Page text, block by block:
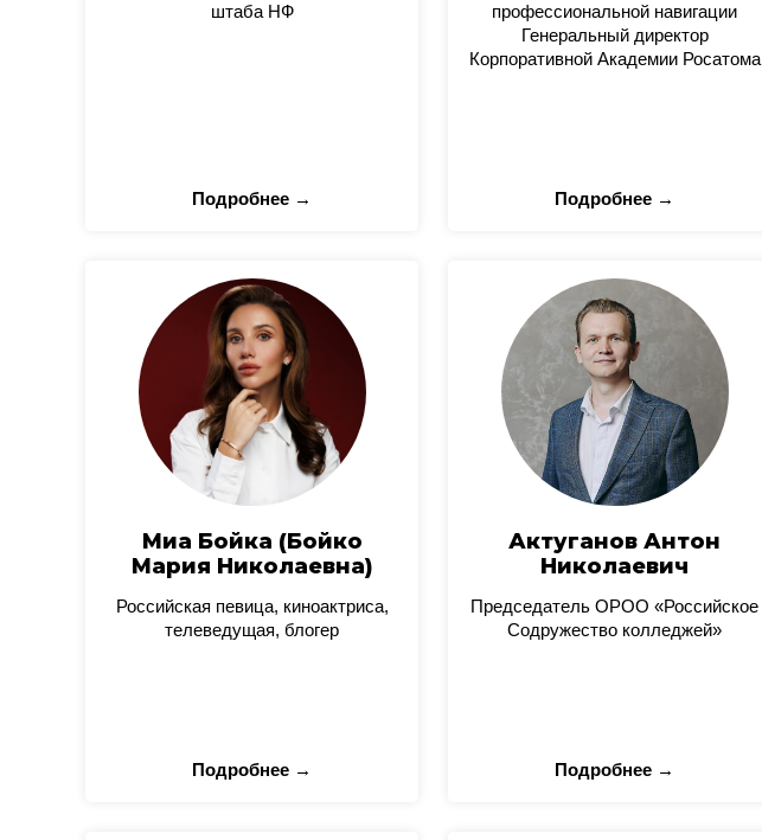
штаба НФ
Подробнее →
профессиональной навигации
Генеральный директор
Корпоративной Академии Росатома
Подробнее →
Миа Бойка (Бойко
Мария Николаевна)
Российская певица, киноактриса,
телеведущая, блогер
Подробнее →
Актуганов Антон
Николаевич
Председатель ОРОО «Российское
Содружество колледжей»
Подробнее →